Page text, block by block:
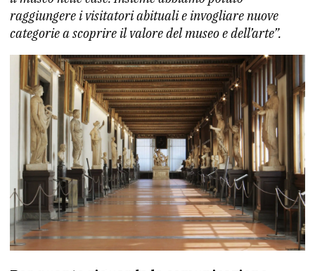
raggiungere i visitatori abituali e invogliare nuove
categorie a scoprire il valore del museo e dell’arte”.